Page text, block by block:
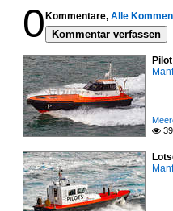
0 Kommentare, Alle
Kommentar verfassen
